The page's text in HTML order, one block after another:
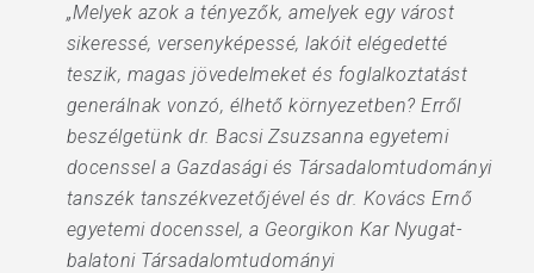
„Melyek azok a tényezők, amelyek egy várost
sikeressé, versenyképessé, lakóit elégedetté
teszik, magas jövedelmeket és foglalkoztatást
generálnak vonzó, élhető környezetben? Erről
beszélgetünk dr. Bacsi Zsuzsanna egyetemi
docenssel a Gazdasági és Társadalomtudományi
tanszék tanszékvezetőjével és dr. Kovács Ernő
egyetemi docenssel, a Georgikon Kar Nyugat-
balatoni Társadalomtudományi